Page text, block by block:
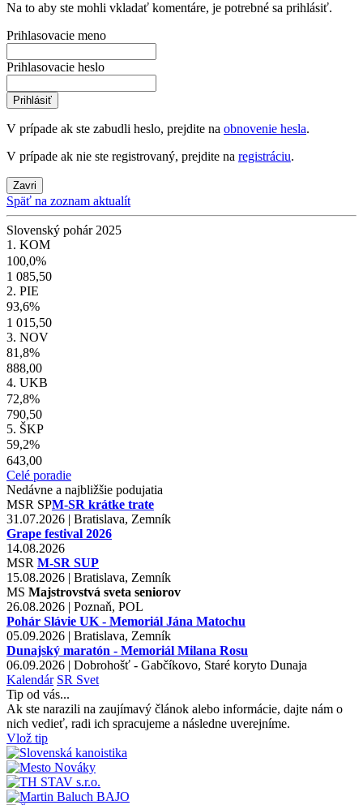
Na to aby ste mohli vkladať komentáre, je potrebné sa prihlásiť.
Prihlasovacie meno
Prihlasovacie heslo
Prihlásiť
V prípade ak ste zabudli heslo, prejdite na obnovenie hesla.
V prípade ak nie ste registrovaný, prejdite na registráciu.
Zavri
Späť na zoznam aktualít
Slovenský pohár 2025
1. KOM
100,0%
1 085,50
2. PIE
93,6%
1 015,50
3. NOV
81,8%
888,00
4. UKB
72,8%
790,50
5. ŠKP
59,2%
643,00
Celé poradie
Nedávne a najbližšie podujatia
MSR SPM-SR krátke trate
31.07.2026 | Bratislava, Zemník
Grape festival 2026
14.08.2026
MSR M-SR SUP
15.08.2026 | Bratislava, Zemník
MS Majstrovstvá sveta seniorov
26.08.2026 | Poznaň, POL
Pohár Slávie UK - Memoriál Jána Matochu
05.09.2026 | Bratislava, Zemník
Dunajský maratón - Memoriál Milana Rosu
06.09.2026 | Dobrohošť - Gabčíkovo, Staré koryto Dunaja
Kalendár SR Svet
Tip od vás...
Ak ste narazili na zaujímavý článok alebo informácie, dajte nám o
nich vedieť, radi ich spracujeme a následne uverejníme.
Vlož tip